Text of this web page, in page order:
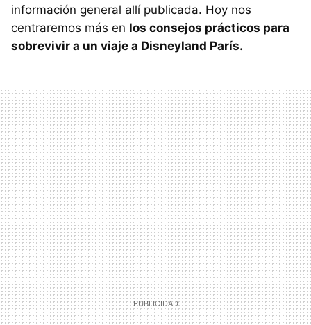
información general allí publicada. Hoy nos
centraremos más en los consejos prácticos para
sobrevivir a un viaje a Disneyland París.